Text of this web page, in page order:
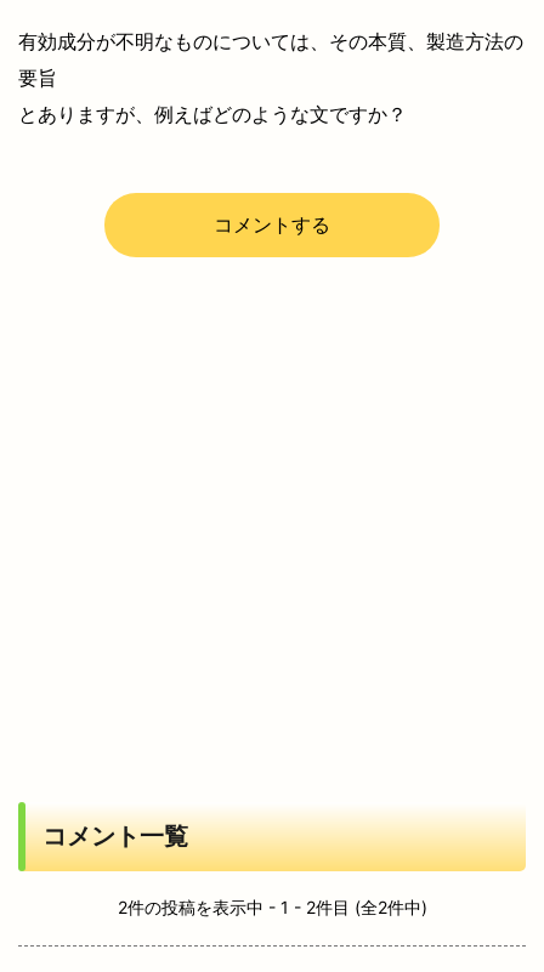
有効成分が不明なものについては、その本質、製造方法の
要旨
とありますが、例えばどのような文ですか？
コメントする
コメント一覧
2件の投稿を表示中 - 1 - 2件目 (全2件中)